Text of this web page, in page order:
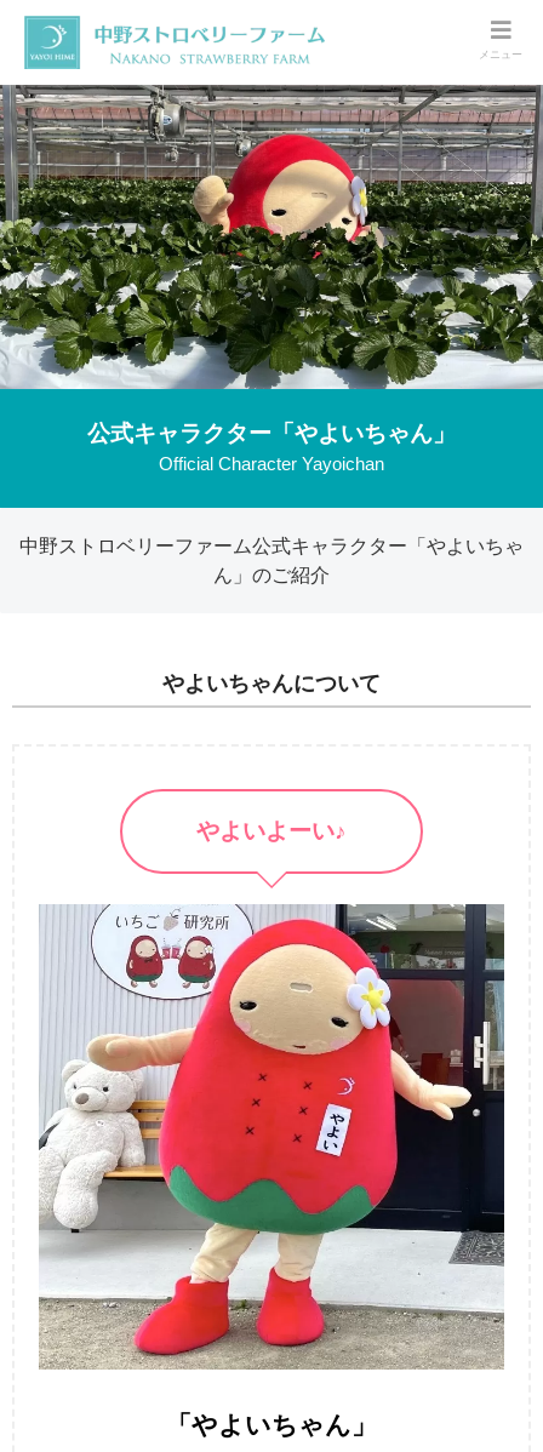
公式キャラクター「やよいちゃん」
Official Character Yayoichan
中野ストロベリーファーム公式キャラクター「やよいちゃ
ん」のご紹介
やよいちゃんについて
やよいよーい♪
「やよいちゃん」
メニュー